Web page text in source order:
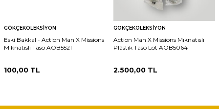
GÖKÇEKOLEKSIYON
Eski Bakkal - Action Man X Missions
Mıknatıslı Taso AOB5521
100,00 TL
GÖKÇEKOLEKSIYON
Action Man X Missions Mıknatıslı
Plâstik Taso Lot AOB5064
2.500,00 TL